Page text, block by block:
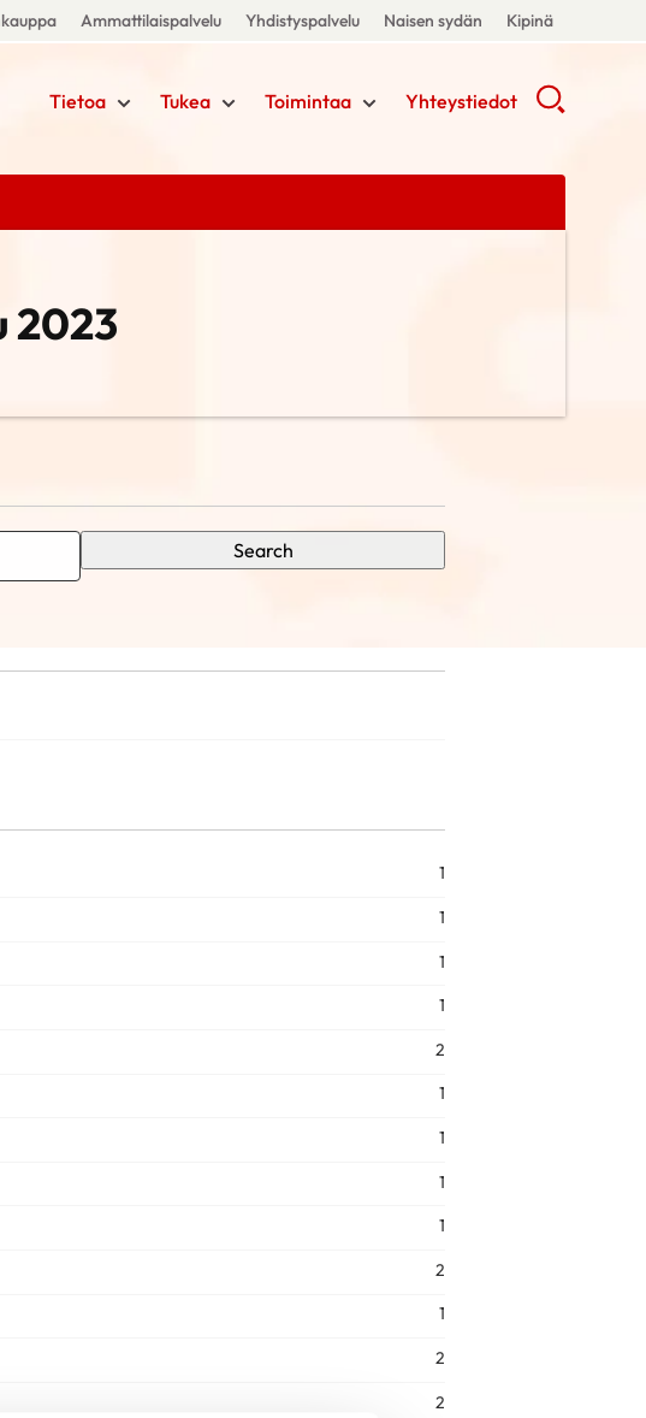
Ammattilaispalvelu Yhdistyspalvelu Naisen sydän Kipinä
Tietoa Tukea Toimintaa Yhteystiedot
2023
Search
1
1
1
1
2
1
1
1
1
2
1
2
2